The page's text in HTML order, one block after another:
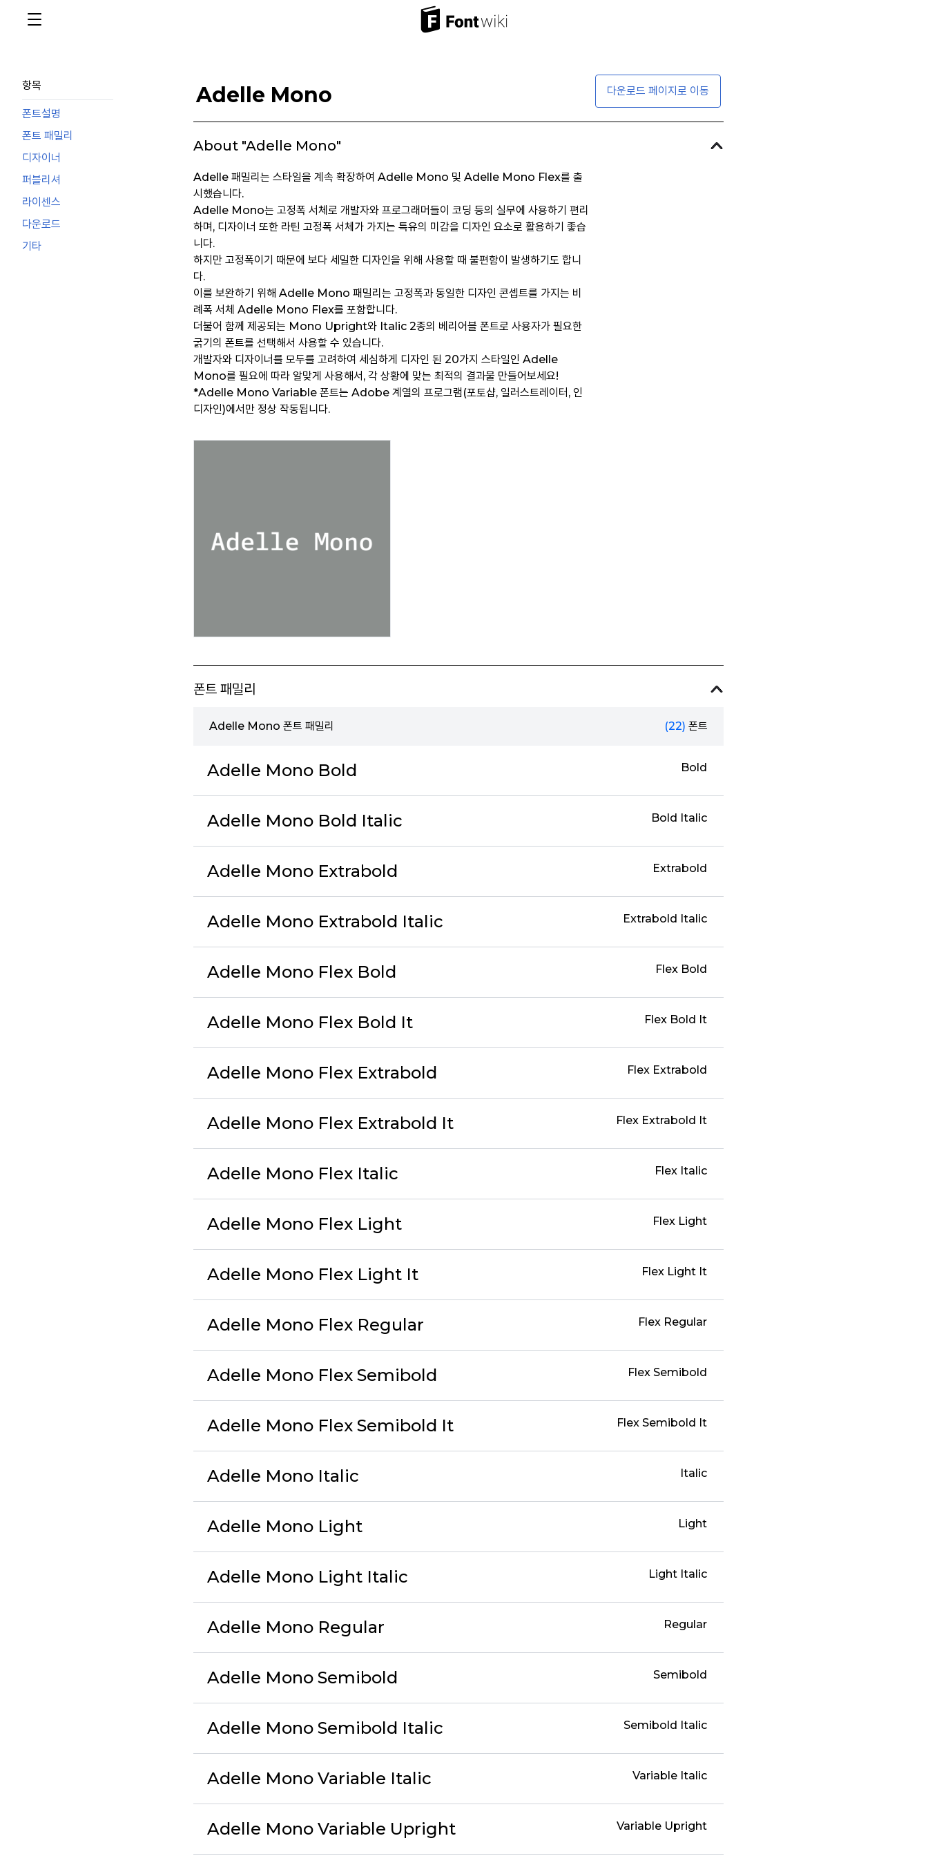
항목
폰트설명
폰트 패밀리
디자이너
퍼블리셔
라이센스
다운로드
기타
Adelle Mono 다운로드 페이지로 이동
About "Adelle Mono"
Adelle 패밀리는 스타일을 계속 확장하여 Adelle Mono 및 Adelle Mono Flex를 출
시했습니다.
Adelle Mono는 고정폭 서체로 개발자와 프로그래머들이 코딩 등의 실무에 사용하기 편리
하며, 디자이너 또한 라틴 고정폭 서체가 가지는 특유의 미감을 디자인 요소로 활용하기 좋습
니다.
하지만 고정폭이기 때문에 보다 세밀한 디자인을 위해 사용할 때 불편함이 발생하기도 합니
다.
이를 보완하기 위해 Adelle Mono 패밀리는 고정폭과 동일한 디자인 콘셉트를 가지는 비
례폭 서체 Adelle Mono Flex를 포함합니다.
더불어 함께 제공되는 Mono Upright와 Italic 2종의 베리어블 폰트로 사용자가 필요한
굵기의 폰트를 선택해서 사용할 수 있습니다.
개발자와 디자이너를 모두를 고려하여 세심하게 디자인 된 20가지 스타일인 Adelle
Mono를 필요에 따라 알맞게 사용해서, 각 상황에 맞는 최적의 결과물 만들어보세요!
*Adelle Mono Variable 폰트는 Adobe 계열의 프로그램(포토샵, 일러스트레이터, 인
디자인)에서만 정상 작동됩니다.
폰트 패밀리
Adelle Mono 폰트 패밀리 (22) 폰트
Adelle Mono Bold Bold
Adelle Mono Bold Italic Bold Italic
Adelle Mono Extrabold Extrabold
Adelle Mono Extrabold Italic Extrabold Italic
Adelle Mono Flex Bold Flex Bold
Adelle Mono Flex Bold It Flex Bold It
Adelle Mono Flex Extrabold Flex Extrabold
Adelle Mono Flex Extrabold It Flex Extrabold It
Adelle Mono Flex Italic Flex Italic
Adelle Mono Flex Light Flex Light
Adelle Mono Flex Light It Flex Light It
Adelle Mono Flex Regular Flex Regular
Adelle Mono Flex Semibold Flex Semibold
Adelle Mono Flex Semibold It Flex Semibold It
Adelle Mono Italic Italic
Adelle Mono Light Light
Adelle Mono Light Italic Light Italic
Adelle Mono Regular Regular
Adelle Mono Semibold Semibold
Adelle Mono Semibold Italic Semibold Italic
Adelle Mono Variable Italic Variable Italic
Adelle Mono Variable Upright Variable Upright